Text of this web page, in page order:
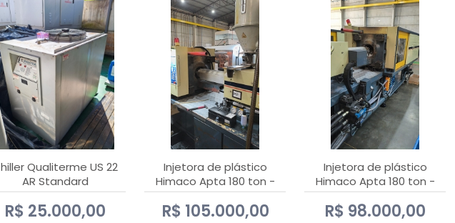
Qualiterme US 22
AR Standard
R$ 25.000,00
Injetora de plástico
Himaco Apta 180 ton -
2010
R$ 105.000,00
Injetora de plástico
Himaco Apta 180 ton -
2009
R$ 98.000,00